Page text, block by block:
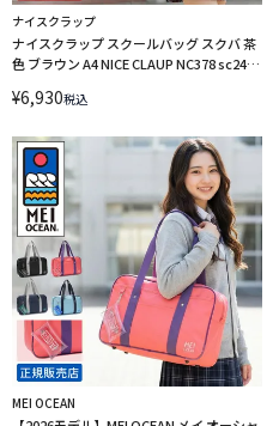
ナイスクラップ
ナイスクラップ スクールバッグ スクバ 茶
色 ブラウン A4 NICE CLAUP NC378 sc24
¥6,930税込
MEI OCEAN